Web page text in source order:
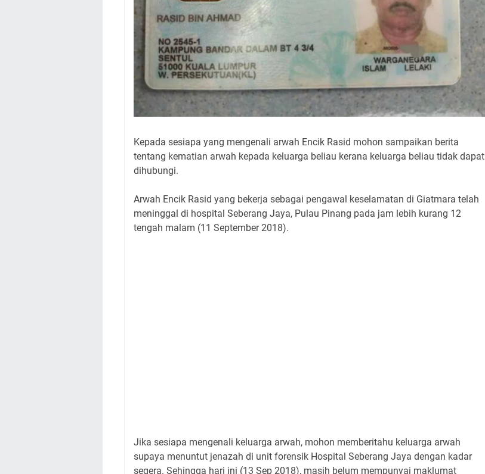
Kepada sesiapa yang mengenali arwah Encik Rasid mohon sampaikan berita
tentang kematian arwah kepada keluarga beliau kerana keluarga beliau tidak dapat
dihubungi.
Arwah Encik Rasid yang bekerja sebagai pengawal keselamatan di Giatmara telah
meninggal di hospital Seberang Jaya, Pulau Pinang pada jam lebih kurang 12
tengah malam (11 September 2018).
Jika sesiapa mengenali keluarga arwah, mohon memberitahu keluarga arwah
supaya menuntut jenazah di unit forensik Hospital Seberang Jaya dengan kadar
segera. Sehingga hari ini (13 Sep 2018), masih belum mempunyai maklumat